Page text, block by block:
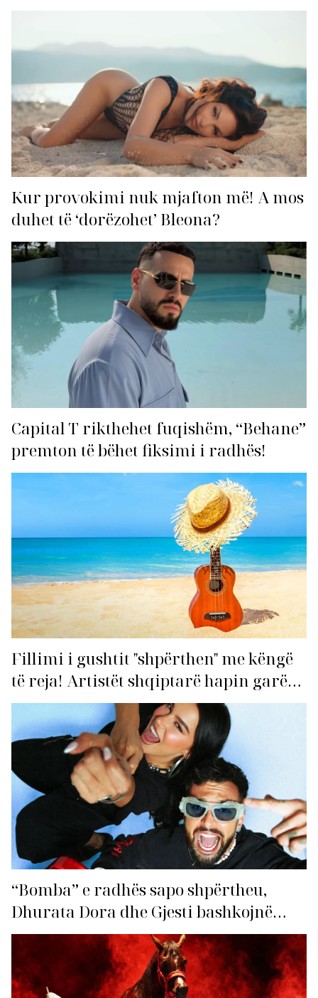
Kur provokimi nuk mjafton më! A mos
duhet të ‘dorëzohet’ Bleona?
Capital T rikthehet fuqishëm, “Behane”
premton të bëhet fiksimi i radhës!
Fillimi i gushtit "shpërthen" me këngë
të reja! Artistët shqiptarë hapin garën
për hitin e verës!
“Bomba” e radhës sapo shpërtheu,
Dhurata Dora dhe Gjesti bashkojnë
fuqitë me “Gasolina”!